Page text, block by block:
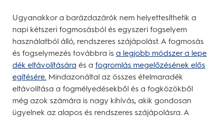
Ugyanakkor a barázdazárók nem helyettesíthetik a
napi kétszeri fogmosásból és egyszeri fogselyem
használatból álló, rendszeres szájápolást. A fogmosás
és fogselymezés továbbra is a legjobb módszer a lepe
dék eltávolítására és a fogromlás megelőzésének elős
egítésére. Mindazonáltal az összes ételmaradék
eltávolítása a fogmélyedésekből és a fogközökből
még azok számára is nagy kihívás, akik gondosan
ügyelnek az alapos és rendszeres szájápolásra. A